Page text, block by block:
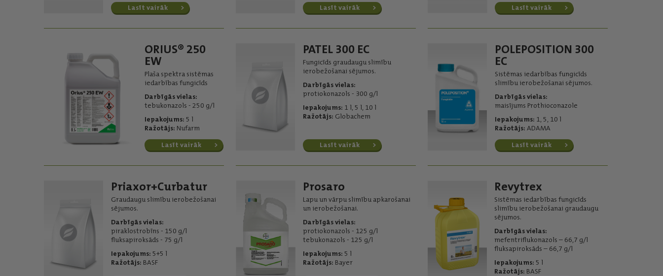
Lasīt vairāk Lasīt vairāk Lasīt vairāk
ORIUS® 250
EW
Plaša spektra sistēmas
iedarbības fungicīds
Darbīgās vielas:
tebukonazols - 250 g/l
Iepakojums: 5 l
Ražotājs: Nufarm
Lasīt vairāk
PATEL 300 EC
Fungicīds graudaugu slimību
ierobežošanai sējumos.
Darbīgās vielas:
protiokonazols - 300 g/l
Iepakojums: 1 l, 5 l, 10 l
Ražotājs: Globachem
Lasīt vairāk
POLEPOSITION 300
EC
Sistēmas iedarbības fungicīds
slimību ierobežošanai sējumos.
Darbīgās vielas:
maisījums Prothioconazole
Iepakojums: 1, 5, 10 l
Ražotājs: ADAMA
Lasīt vairāk
Priaxor+Curbatur
Graudaugu slimību ierobežošanai
sējumos.
Darbīgās vielas:
piraklostrobīns - 150 g/l
fluksapiroksāds - 75 g/l
Iepakojums: 5+5 l
Ražotājs: BASF
Prosaro
Lapu un vārpu slimību apkarošanai
un ierobežošanai.
Darbīgās vielas:
protiokonazols - 125 g/l
tebukonazols - 125 g/l
Iepakojums: 5 l
Ražotājs: Bayer
Revytrex
Sistēmas iedarbības fungicīds
slimību ierobežošanai graudaugu
sējumos.
Darbīgās vielas:
mefentriflukonazols – 66,7 g/l
fluksapiroksāds – 66,7 g/l
Iepakojums: 5 l
Ražotājs: BASF